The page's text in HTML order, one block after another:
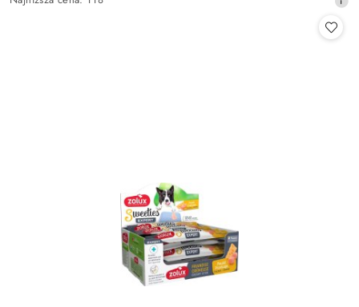
promocyjna: